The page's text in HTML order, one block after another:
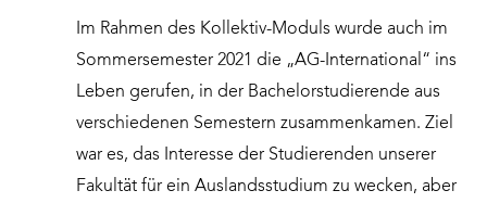
Im Rahmen des Kollektiv-Moduls wurde auch im
Sommersemester 2021 die „AG-International“ ins
Leben gerufen, in der Bachelorstudierende aus
verschiedenen Semestern zusammenkamen. Ziel
war es, das Interesse der Studierenden unserer
Fakultät für ein Auslandsstudium zu wecken, aber